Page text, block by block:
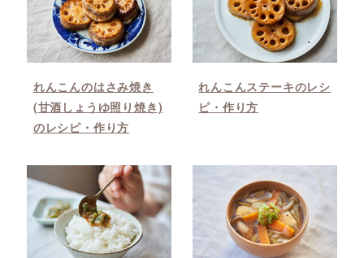
れんこんのはさみ焼き
(甘酒しょうゆ照り焼き)
のレシピ・作り方
れんこんステーキのレシ
ピ・作り方